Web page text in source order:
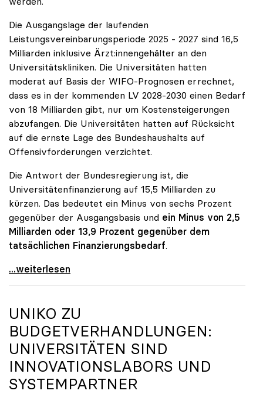
Die Ausgangslage der laufenden
Leistungsvereinbarungsperiode 2025 - 2027 sind 16,5
Milliarden inklusive Ärzt:innengehälter an den
Universitätskliniken. Die Universitäten hatten
moderat auf Basis der WIFO-Prognosen errechnet,
dass es in der kommenden LV 2028-2030 einen Bedarf
von 18 Milliarden gibt, nur um Kostensteigerungen
abzufangen. Die Universitäten hatten auf Rücksicht
auf die ernste Lage des Bundeshaushalts auf
Offensivforderungen verzichtet.
Die Antwort der Bundesregierung ist, die
Universitätenfinanzierung auf 15,5 Milliarden zu
kürzen. Das bedeutet ein Minus von sechs Prozent
gegenüber der Ausgangsbasis und ein Minus von 2,5
Milliarden oder 13,9 Prozent gegenüber dem
tatsächlichen Finanzierungsbedarf.
\"Österreich ist für die heimischen Universitäten
...weiterlesen
UNIKO ZU
BUDGETVERHANDLUNGEN:
UNIVERSITÄTEN SIND
INNOVATIONSLABORS UND
SYSTEMPARTNER